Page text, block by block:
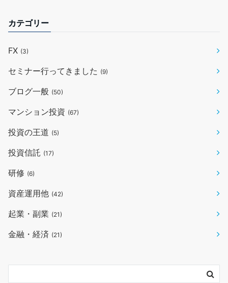
カテゴリー
FX (3)
セミナー行ってきました (9)
ブログ一般 (50)
マンション投資 (67)
投資の王道 (5)
投資信託 (17)
研修 (6)
資産運用他 (42)
起業・副業 (21)
金融・経済 (21)